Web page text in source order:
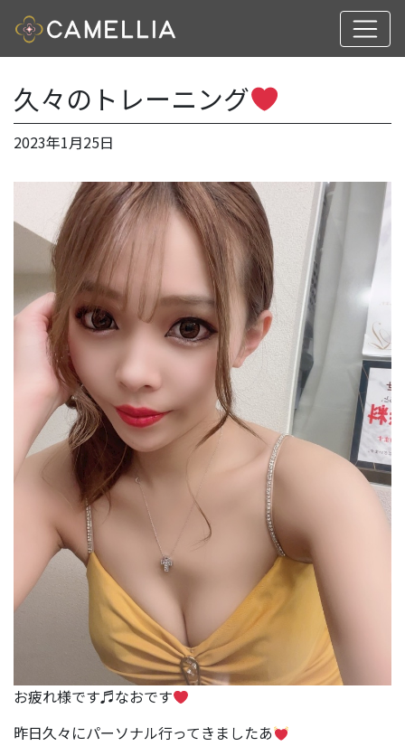
久々のトレーニング
2023年1月25日
お疲れ様です♬なおです
昨日久々にパーソナル行ってきましたあ